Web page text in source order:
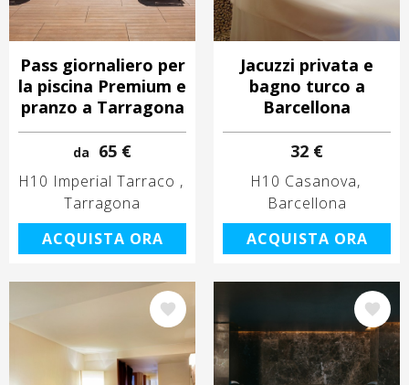
Pass giornaliero per
la piscina Premium e
pranzo a Tarragona
da 65 €
H10 Imperial Tarraco
Tarragona
ACQUISTA ORA
Jacuzzi privata e
bagno turco a
Barcellona
32 €
H10 Casanova
Barcellona
ACQUISTA ORA
Immagine Immagine